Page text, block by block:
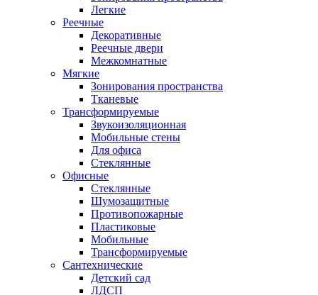
Легкие
Реечные
Декоративные
Реечные двери
Межкомнатные
Мягкие
Зонирования пространства
Тканевые
Трансформируемые
Звукоизоляционная
Мобильные стены
Для офиса
Стеклянные
Офисные
Стеклянные
Шумозащитные
Противопожарные
Пластиковые
Мобильные
Трансформируемые
Сантехнические
Детский сад
ЛДСП